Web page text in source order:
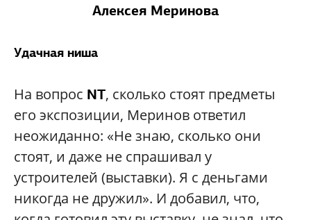
Алексея Меринова
Удачная ниша
На вопрос NT, сколько стоят предметы
его экспозиции, Меринов ответил
неожиданно: «Не знаю, сколько они
стоят, и даже не спрашивал у
устроителей (выставки). Я с деньгами
никогда не дружил». И добавил, что,